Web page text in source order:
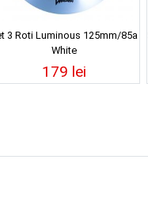
3 Roti Luminous 125mm/85a
White
179 lei